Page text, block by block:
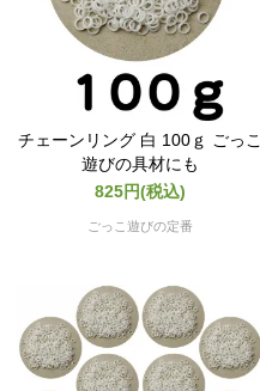
チェーンリング 白 100ｇ ごっこ
遊びの具材にも
825円(税込)
ごっこ遊びの定番